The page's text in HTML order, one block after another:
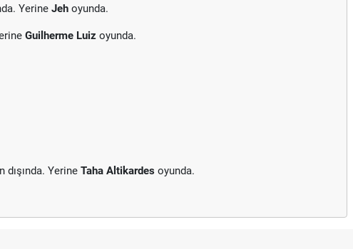
Yerine Jeh oyunda.
Guilherme Luiz oyunda.
dışında. Yerine Taha Altikardes oyunda.